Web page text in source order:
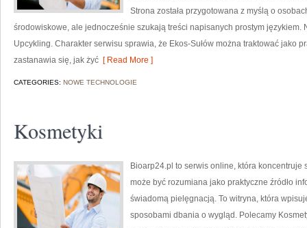
Strona została przygotowana z myślą o
środowiskowe, ale jednocześnie szukają treści napisanych prostym językiem.
Upcykling. Charakter serwisu sprawia, że Ekos-Sułów można traktować jako
zastanawia się, jak żyć [ Read More ]
CATEGORIES: NOWE TECHNOLOGIE
Kosmetyki
Bioarp24.pl to serwis online, która koncentruje
może być rozumiana jako praktyczne źródło
świadomą pielęgnacją. To witryna, która
sposobami dbania o wygląd. Polecamy